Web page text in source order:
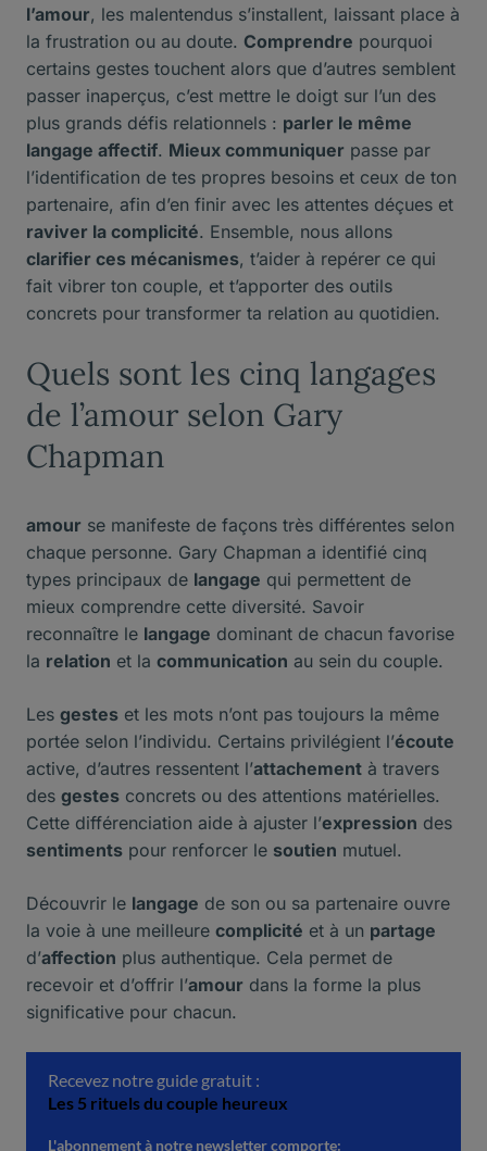
l’amour, les malentendus s’installent, laissant place à
la frustration ou au doute. Comprendre pourquoi
certains gestes touchent alors que d’autres semblent
passer inaperçus, c’est mettre le doigt sur l’un des
plus grands défis relationnels : parler le même
langage affectif. Mieux communiquer passe par
l’identification de tes propres besoins et ceux de ton
partenaire, afin d’en finir avec les attentes déçues et
raviver la complicité. Ensemble, nous allons
clarifier ces mécanismes, t’aider à repérer ce qui
fait vibrer ton couple, et t’apporter des outils
concrets pour transformer ta relation au quotidien.
Quels sont les cinq langages
de l’amour selon Gary
Chapman
amour se manifeste de façons très différentes selon
chaque personne. Gary Chapman a identifié cinq
types principaux de langage qui permettent de
mieux comprendre cette diversité. Savoir
reconnaître le langage dominant de chacun favorise
la relation et la communication au sein du couple.
Les gestes et les mots n’ont pas toujours la même
portée selon l’individu. Certains privilégient l’écoute
active, d’autres ressentent l’attachement à travers
des gestes concrets ou des attentions matérielles.
Cette différenciation aide à ajuster l’expression des
sentiments pour renforcer le soutien mutuel.
Découvrir le langage de son ou sa partenaire ouvre
la voie à une meilleure complicité et à un partage
d’affection plus authentique. Cela permet de
recevoir et d’offrir l’amour dans la forme la plus
significative pour chacun.